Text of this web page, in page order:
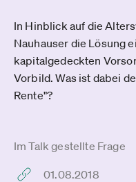
In Hinblick auf die
Nauhauser die Lösung
kapitalgedeckten
Vorbild. Was ist dabei
Rente"?
Im Talk gestellte Frage
01.08.2018